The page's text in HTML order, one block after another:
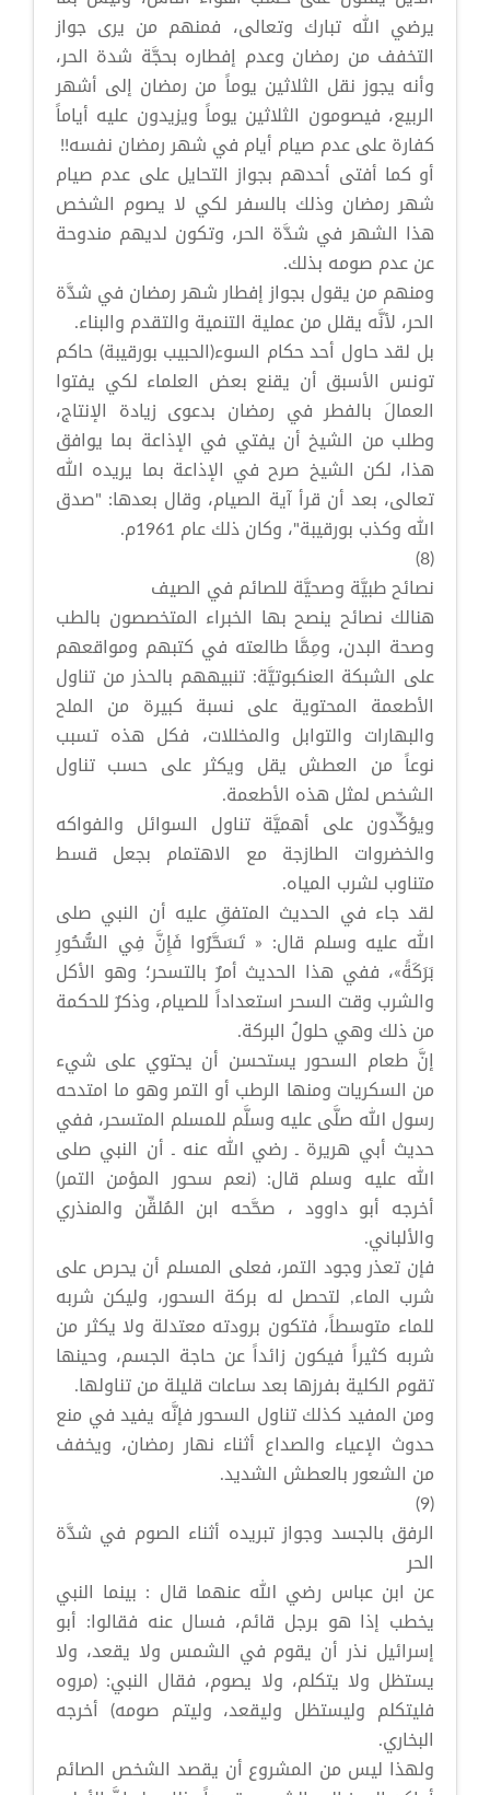
يرضي الله تبارك وتعالى، فمنهم من يرى جواز
التخفف من رمضان وعدم إفطاره بحجَّة شدة الحر،
وأنه يجوز نقل الثلاثين يوماً من رمضان إلى أشهر
الربيع، فيصومون الثلاثين يوماً ويزيدون عليه أياماً
كفارة على عدم صيام أيام في شهر رمضان نفسه!!
أو كما أفتى أحدهم بجواز التحايل على عدم صيام
شهر رمضان وذلك بالسفر لكي لا يصوم الشخص
هذا الشهر في شدَّة الحر، وتكون لديهم مندوحة
عن عدم صومه بذلك.
ومنهم من يقول بجواز إفطار شهر رمضان في شدَّة
الحر، لأنَّه يقلل من عملية التنمية والتقدم والبناء.
بل لقد حاول أحد حكام السوء(الحبيب بورقيبة) حاكم
تونس الأسبق أن يقنع بعض العلماء لكي يفتوا
العمالَ بالفطر في رمضان بدعوى زيادة الإنتاج،
وطلب من الشيخ أن يفتي في الإذاعة بما يوافق
هذا، لكن الشيخ صرح في الإذاعة بما يريده الله
تعالى، بعد أن قرأ آية الصيام، وقال بعدها: "صدق
الله وكذب بورقيبة"، وكان ذلك عام 1961م.
(8)
نصائح طبيَّة وصحيَّة للصائم في الصيف
هنالك نصائح ينصح بها الخبراء المتخصصون بالطب
وصحة البدن، ومِمَّا طالعته في كتبهم ومواقعهم
على الشبكة العنكبوتيَّة: تنبيههم بالحذر من تناول
الأطعمة المحتوية على نسبة كبيرة من الملح
والبهارات والتوابل والمخللات، فكل هذه تسبب
نوعاً من العطش يقل ويكثر على حسب تناول
الشخص لمثل هذه الأطعمة.
ويؤكِّدون على أهميَّة تناول السوائل والفواكه
والخضروات الطازجة مع الاهتمام بجعل قسط
متناوب لشرب المياه.
لقد جاء في الحديث المتفقِ عليه أن النبي صلى
الله عليه وسلم قال: « تَسَحَّرُوا فَإِنَّ فِي السُّحُورِ
بَرَكَةً»، ففي هذا الحديث أمرٌ بالتسحر؛ وهو الأكل
والشرب وقت السحر استعداداً للصيام، وذكرٌ للحكمة
من ذلك وهي حلولُ البركة.
إنَّ طعام السحور يستحسن أن يحتوي على شيء
من السكريات ومنها الرطب أو التمر وهو ما امتدحه
رسول الله صلَّى عليه وسلَّم للمسلم المتسحر، ففي
حديث أبي هريرة ـ رضي الله عنه ـ أن النبي صلى
الله عليه وسلم قال: (نعم سحور المؤمن التمر)
أخرجه أبو داوود ، صحَّحه ابن المُلقِّن والمنذري
والألباني.
فإن تعذر وجود التمر، فعلى المسلم أن يحرص على
شرب الماء, لتحصل له بركة السحور، وليكن شربه
للماء متوسطاً، فتكون برودته معتدلة ولا يكثر من
شربه كثيراً فيكون زائداً عن حاجة الجسم، وحينها
تقوم الكلية بفرزها بعد ساعات قليلة من تناولها.
ومن المفيد كذلك تناول السحور فإنَّه يفيد في منع
حدوث الإعياء والصداع أثناء نهار رمضان، ويخفف
من الشعور بالعطش الشديد.
(9)
الرفق بالجسد وجواز تبريده أثناء الصوم في شدَّة
الحر
عن ابن عباس رضي الله عنهما قال : بينما النبي
يخطب إذا هو برجل قائم، فسال عنه فقالوا: أبو
إسرائيل نذر أن يقوم في الشمس ولا يقعد، ولا
يستظل ولا يتكلم، ولا يصوم، فقال النبي: (مروه
فليتكلم وليستظل وليقعد، وليتم صومه) أخرجه
البخاري.
ولهذا ليس من المشروع أن يقصد الشخص الصائم